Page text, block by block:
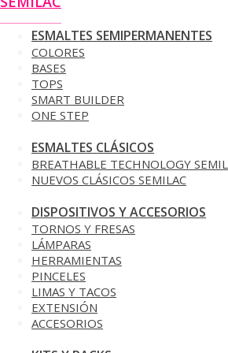
ESMALTES SEMIPERMANENTES
COLORES
BASES
TOPS
SMART BUILDER
ONE STEP
ESMALTES CLÁSICOS
BREATHABLE TECHNOLOGY
NUEVOS CLÁSICOS SEMILAC
DISPOSITIVOS Y ACCESORIOS
TORNOS Y FRESAS
LÁMPARAS
HERRAMIENTAS
PINCELES
LIMAS Y TACOS
EXTENSIÓN
ACCESORIOS